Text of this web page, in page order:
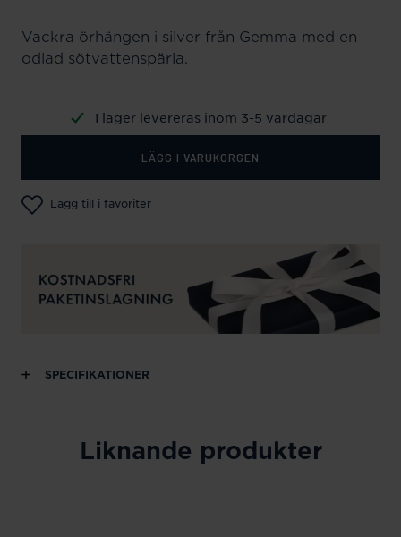
Vackra örhängen i silver från Gemma med en
odlad sötvattenspärla.
I lager levereras inom 3-5 vardagar
LÄGG I VARUKORGEN
Lägg till i favoriter
SPECIFIKATIONER
Liknande produkter